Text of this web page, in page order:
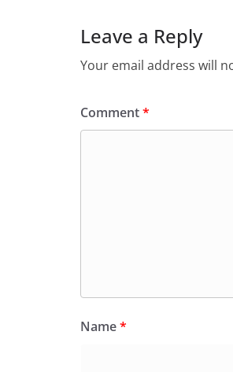
Leave a Reply
Your email address will
Comment*
Name*